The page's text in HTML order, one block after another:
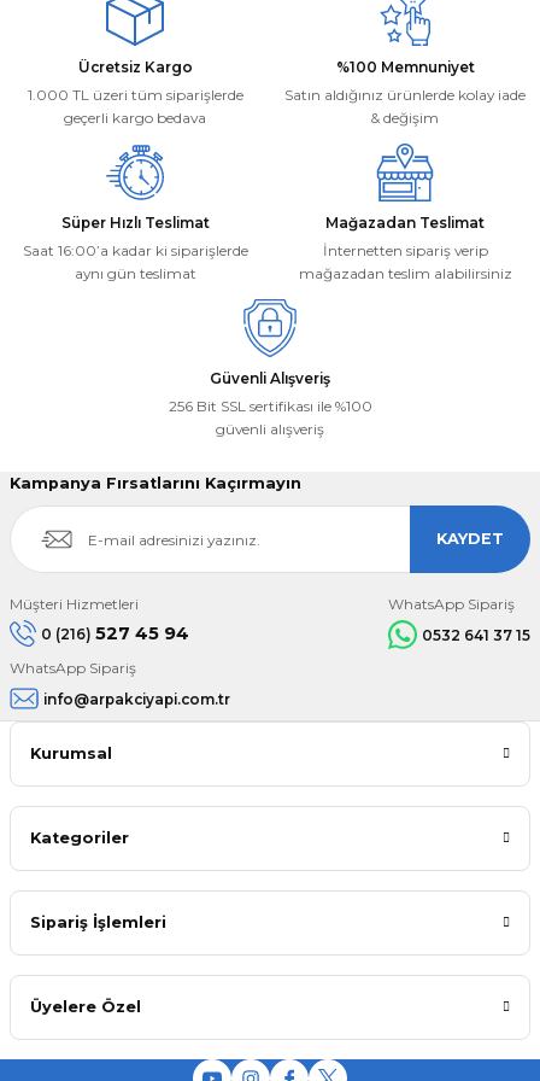
Ürün açıklamasında eksik bilgiler bulunuyor.
Ürün bilgilerinde hatalar bulunuyor.
Ürün fiyatı diğer sitelerden daha pahalı.
Bu ürüne benzer farklı alternatifler olmalı.
Deneyimini Paylaş
Ücretsiz Kargo
1.000 TL üzeri tüm siparişlerde
geçerli kargo bedava
%100 Memnuniyet
Satın aldığınız ürünlerde kolay iade
& değişim
Süper Hızlı Teslimat
Saat 16:00’a kadar ki siparişlerde
aynı gün teslimat
Mağazadan Teslimat
İnternetten sipariş verip
mağazadan teslim alabilirsiniz
Güvenli Alışveriş
256 Bit SSL sertifikası ile %100
güvenli alışveriş
Kampanya Fırsatlarını Kaçırmayın
KAYDET
Müşteri Hizmetleri
0 (216) 527 45 94
WhatsApp Sipariş
0532 641 37 15
WhatsApp Sipariş
info@arpakciyapi.com.tr
Kurumsal
Kategoriler
Sipariş İşlemleri
Üyelere Özel